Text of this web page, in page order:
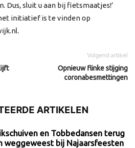
Dus, sluit u aan bij fietsmaatjes!’
initiatief is te vinden op
Volgend artikel
Opnieuw flinke stijging
coronabesmettingen
ARTIKELEN
en Tobbedansen terug
weggeweest bij Najaarsfeesten